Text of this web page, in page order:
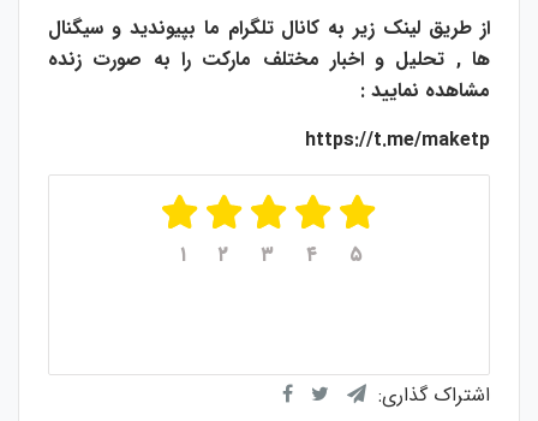
از طریق لینک زیر به کانال تلگرام ما بپیوندید و سیگنال
ها , تحلیل و اخبار مختلف مارکت را به صورت زنده
مشاهده نمایید :
https://t.me/maketp
۱ ۲ ۳ ۴ ۵
اشتراک گذاری: